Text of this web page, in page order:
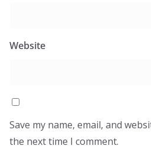
Website
Save my name, email, and
the next time I comment.